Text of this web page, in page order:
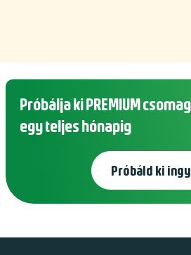
Próbálja ki PREMIUM
egy teljes hónapig
Próbáld ki